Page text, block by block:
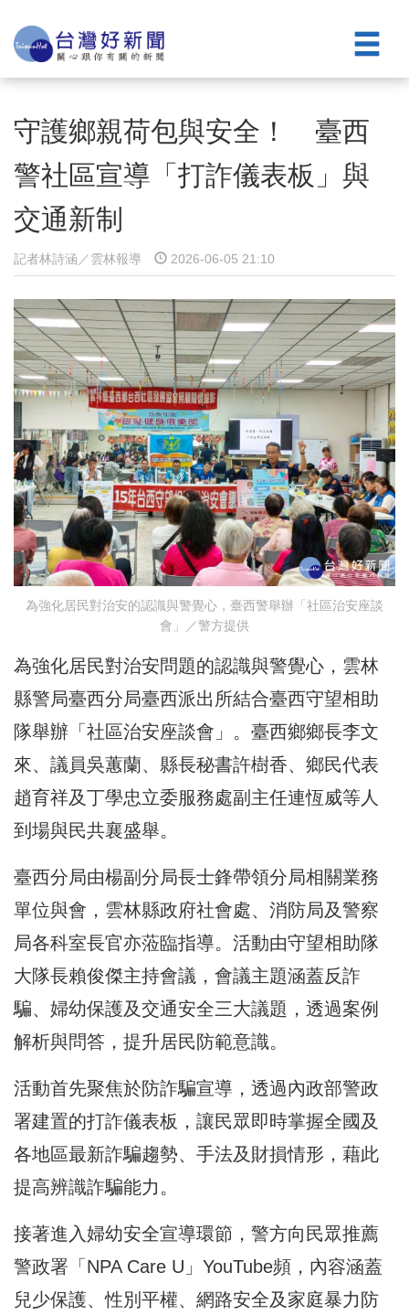
守護鄉親荷包與安全！ 臺西
警社區宣導「打詐儀表板」與
交通新制
記者林詩涵／雲林報導 2026-06-05 21:10
為強化居民對治安的認識與警覺心，臺西警舉辦「社區治安座談
會」／警方提供
為強化居民對治安問題的認識與警覺心，雲林
縣警局臺西分局臺西派出所結合臺西守望相助
隊舉辦「社區治安座談會」。臺西鄉鄉長李文
來、議員吳蕙蘭、縣長秘書許樹香、鄉民代表
趙育祥及丁學忠立委服務處副主任連恆威等人
到場與民共襄盛舉。
臺西分局由楊副分局長士鋒帶領分局相關業務
單位與會，雲林縣政府社會處、消防局及警察
局各科室長官亦蒞臨指導。活動由守望相助隊
大隊長賴俊傑主持會議，會議主題涵蓋反詐
騙、婦幼保護及交通安全三大議題，透過案例
解析與問答，提升居民防範意識。
活動首先聚焦於防詐騙宣導，透過內政部警政
署建置的打詐儀表板，讓民眾即時掌握全國及
各地區最新詐騙趨勢、手法及財損情形，藉此
提高辨識詐騙能力。
接著進入婦幼安全宣導環節，警方向民眾推薦
警政署「NPA Care U」YouTube頻，內容涵蓋
兒少保護、性別平權、網路安全及家庭暴力防